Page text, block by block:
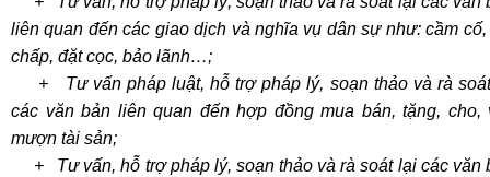
liên quan đến các giao dịch và nghĩa vụ dân sự như: cầm cố,
chấp, đặt cọc, bảo lãnh…;
+ Tư vấn pháp luật, hỗ trợ pháp lý, soạn thảo và rà
các văn bản liên quan đến hợp đồng mua bán, tặng, cho,
mượn tài sản;
+ Tư vấn, hỗ trợ pháp lý, soạn thảo và rà soát lại các văn